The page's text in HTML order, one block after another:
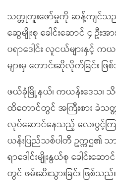
သတ္တုတူးဖော်မှုကို ဆန့်ကျင်သည့်
ဆွေမျိုးစု ခေါင်းဆောင် ၄ ဦး
ပရာဒေါင်း လူငယ်များနှင့်
များမှ တောင်းဆိုလိုက်ခြင်း ဖ
ဖယ်ခုံမြို့နယ်၊ ကယန်းဒေသ၊ သိ
ထိတောင်တွင် အကြီးစား ခဲသတ္
လုပ်ဆောင်နေသည့် လေးပွင့်
ယန်းပြည်သစ်ပါတီ ဥက္ကဌ၏ သာ
ရာဒေါင်းမျိုးနွယ်စု ခေါင်းဆ
တွင် ဖမ်းဆီးသွားခြင်း ဖြစ်သည်။